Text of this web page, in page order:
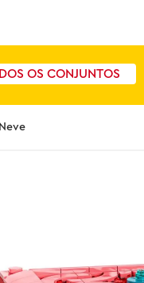
OS CONJUNTOS